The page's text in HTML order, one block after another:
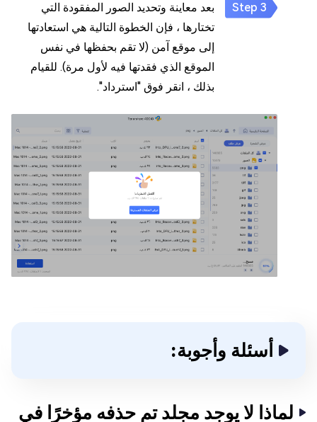
بعد معاينة وتحديد الصور المفقودة التي
تختارها ، فإن الخطوة التالية هي استعادتها
إلى موقع آمن (لا تقم بحفظها في نفس
الموقع الذي فقدتها فيه لأول مرة). للقيام
بذلك ، انقر فوق "استرداد".
أسئلة وأجوبة:
لماذا لا يوجد مجلد تم حذفه مؤخرًا في